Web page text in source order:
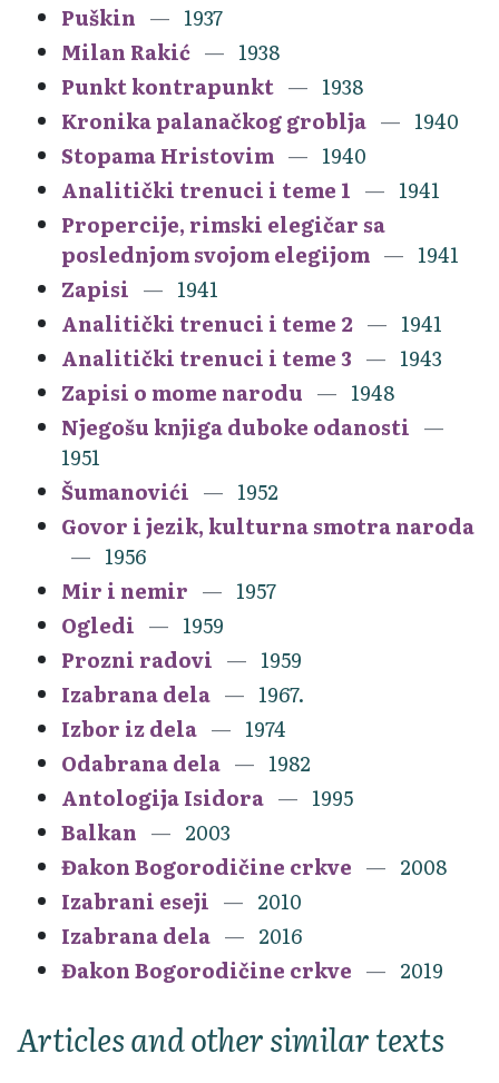
Puškin
1937
Milan Rakić
1938
Punkt kontrapunkt
1938
Kronika palanačkog groblja
1940
Stopama Hristovim
1940
Analitički trenuci i teme 1
1941
Propercije, rimski elegičar sa
poslednjom svojom elegijom
1941
Zapisi
1941
Analitički trenuci i teme 2
1941
Analitički trenuci i teme 3
1943
Zapisi o mome narodu
1948
Njegošu knjiga duboke odanosti
1951
Šumanovići
1952
Govor i jezik, kulturna smotra naroda
1956
Mir i nemir
1957
Ogledi
1959
Prozni radovi
1959
Izabrana dela
1967.
Izbor iz dela
1974
Odabrana dela
1982
Antologija Isidora
1995
Balkan
2003
Đakon Bogorodičine crkve
2008
Izabrani eseji
2010
Izabrana dela
2016
Đakon Bogorodičine crkve
2019
Articles and other similar texts